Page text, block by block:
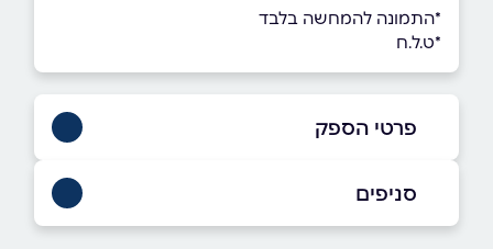
*התמונה להמחשה בלבד
*ט.ל.ח
פרטי הספק
באינסטגרם
סניפים